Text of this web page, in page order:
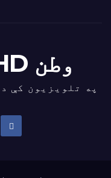
وطن HD تلویزیون
په تلویزیون کې